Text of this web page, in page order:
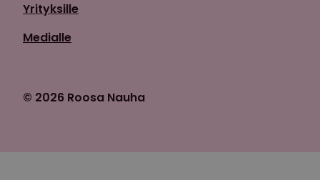
Yrityksille
Medialle
© 2026 Roosa Nauha